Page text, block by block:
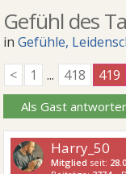
Gefühl des
inGefühle,
<
1 ... 418 419
Als Gast
Harry_50
Mitglied seit: